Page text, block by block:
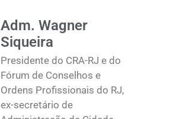
Adm. Wagner
Siqueira
Presidente do CRA-RJ e do
Fórum de Conselhos e
Ordens Profissionais do RJ,
ex-secretário de